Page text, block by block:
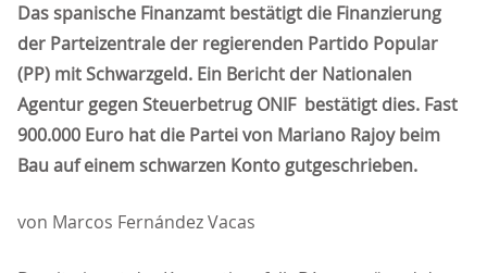
Das spanische Finanzamt bestätigt die Finanzierung
der Parteizentrale der regierenden Partido Popular
(PP) mit Schwarzgeld. Ein Bericht der Nationalen
Agentur gegen Steuerbetrug ONIF bestätigt dies. Fast
900.000 Euro hat die Partei von Mariano Rajoy beim
Bau auf einem schwarzen Konto gutgeschrieben.
von Marcos Fernández Vacas